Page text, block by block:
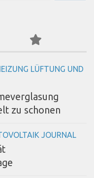
LÜFTUNG UND
zu schonen
JOURNAL